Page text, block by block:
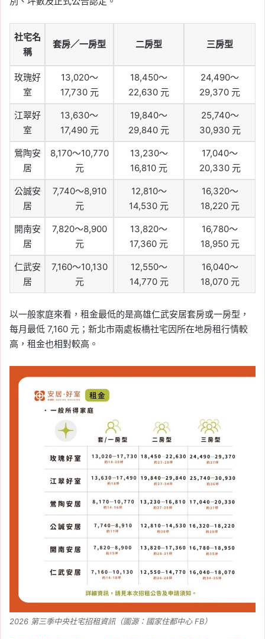
社宅名
稱
套房／一房型 二房型 三房型
玫瑰好
室
13,020～
17,730 元
18,450～
22,630 元
24,490～
29,370 元
江翠好
室
13,630～
17,490 元
19,840～
29,840 元
25,740～
30,930 元
鶯陶安
居
8,170～10,770
元
13,230～
16,810 元
17,040～
20,330 元
公誠安
居
7,740～8,910
元
12,810～
14,530 元
16,320～
18,220 元
開南安
居
7,820～8,900
元
13,820～
17,360 元
16,780～
18,950 元
仁武安
居
7,160～10,130
元
12,550～
14,770 元
16,040～
18,070 元
以一般家庭來看，租金最低的是高雄仁武安居套房或一房型，
每月最低 7,160 元；新北市兩處板橋社宅因所在地房租行情較
高，租金也相對較高。
2026 第三季中央社宅招租資訊（圖源：國家住都中心 FB）